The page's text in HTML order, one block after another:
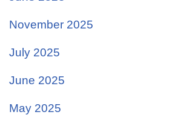
November 2025
July 2025
June 2025
May 2025